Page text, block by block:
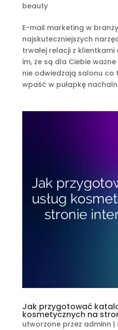
beauty
E-mail marketing w
najskuteczniejszych
trwałej relacji z
im, że są dla Ciebie
nie odwiedzają salonu co
wpaść w pułapkę
Jak przygotować
kosmetycznych na
utworzone przez adminn |